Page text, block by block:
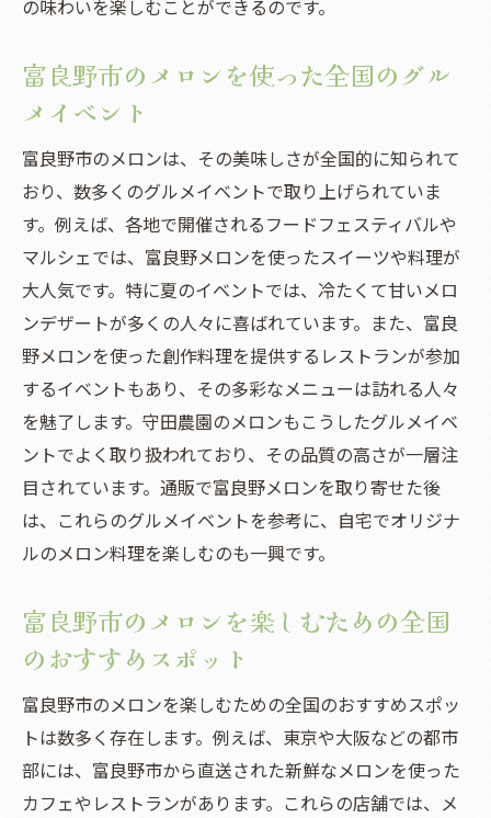
の味わいを楽しむことができるのです。
富良野市のメロンを使った全国のグル
メイベント
富良野市のメロンは、その美味しさが全国的に知られて
おり、数多くのグルメイベントで取り上げられていま
す。例えば、各地で開催されるフードフェスティバルや
マルシェでは、富良野メロンを使ったスイーツや料理が
大人気です。特に夏のイベントでは、冷たくて甘いメロ
ンデザートが多くの人々に喜ばれています。また、富良
野メロンを使った創作料理を提供するレストランが参加
するイベントもあり、その多彩なメニューは訪れる人々
を魅了します。守田農園のメロンもこうしたグルメイベ
ントでよく取り扱われており、その品質の高さが一層注
目されています。通販で富良野メロンを取り寄せた後
は、これらのグルメイベントを参考に、自宅でオリジナ
ルのメロン料理を楽しむのも一興です。
富良野市のメロンを楽しむための全国
のおすすめスポット
富良野市のメロンを楽しむための全国のおすすめスポッ
トは数多く存在します。例えば、東京や大阪などの都市
部には、富良野市から直送された新鮮なメロンを使った
カフェやレストランがあります。これらの店舗では、メ